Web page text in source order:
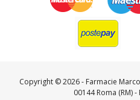
Copyright ©2026 - Farmacie
00144 Roma (RM)